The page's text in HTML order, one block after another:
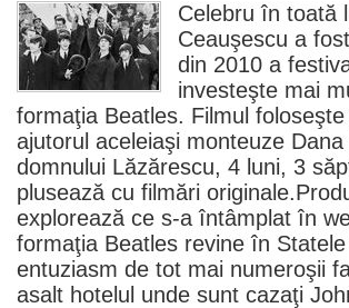
Celebru în toată
Ceauşescu a
din 2010 a
investeşte mai
formaţia Beatles. Filmul
ajutorul aceleiaşi monteuze
domnului Lăzărescu, 4 luni, 3
plusează cu filmări
explorează ce s-a întâmplat în
formaţia Beatles revine în
entuziasm de tot mai numeroşii
asalt hotelul unde sunt cazaţi